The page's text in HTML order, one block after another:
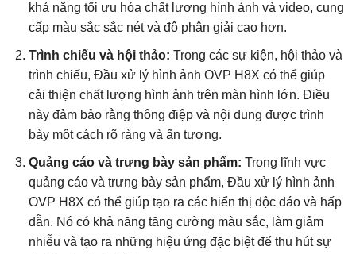
khả năng tối ưu hóa chất lượng hình ảnh và video, cung
cấp màu sắc sắc nét và độ phân giải cao hơn.
Trình chiếu và hội thảo: Trong các sự kiện, hội thảo và
trình chiếu, Đầu xử lý hình ảnh OVP H8X có thể giúp
cải thiện chất lượng hình ảnh trên màn hình lớn. Điều
này đảm bảo rằng thông điệp và nội dung được trình
bày một cách rõ ràng và ấn tượng.
Quảng cáo và trưng bày sản phẩm: Trong lĩnh vực
quảng cáo và trưng bày sản phẩm, Đầu xử lý hình ảnh
OVP H8X có thể giúp tạo ra các hiển thị độc đáo và hấp
dẫn. Nó có khả năng tăng cường màu sắc, làm giảm
nhiễu và tạo ra những hiệu ứng đặc biệt để thu hút sự